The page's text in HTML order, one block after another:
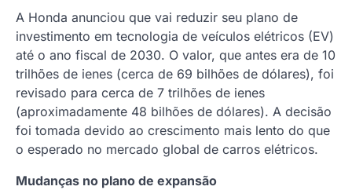
A Honda anunciou que vai reduzir seu plano de
investimento em tecnologia de veículos elétricos (EV)
até o ano fiscal de 2030. O valor, que antes era de 10
trilhões de ienes (cerca de 69 bilhões de dólares), foi
revisado para cerca de 7 trilhões de ienes
(aproximadamente 48 bilhões de dólares). A decisão
foi tomada devido ao crescimento mais lento do que
o esperado no mercado global de carros elétricos.
Mudanças no plano de expansão